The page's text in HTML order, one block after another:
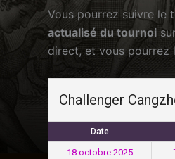
Vous pourrez suivre le
actualisé du tournoi
direct, et vous pourrez
Challenger
Date
18 octobre 2025